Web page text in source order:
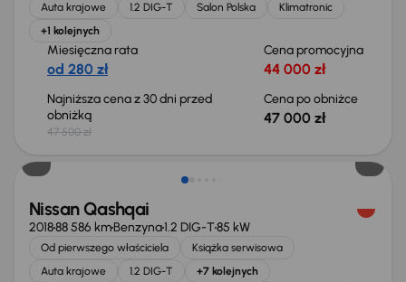
Auta krajowe 1.2 DIG-T Salon Polska
Klimatronic
+1 kolejnych
Miesięczna rata
od 280 zł
Cena promocyjna
44 000 zł
Najniższa cena z 30 dni przed
obniżką
47 500 zł
Cena po obniżce
47 000 zł
Nissan Qashqai
201888 586 kmBenzyna1.2 DIG-T85 kW
Od pierwszego właściciela
Książka serwisowa
Auta krajowe
1.2 DIG-T +7 kolejnych